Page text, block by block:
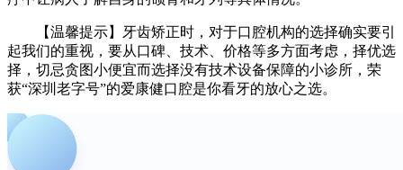
【温馨提示】牙齿矫正时，对于口腔机构的选择确实要引
起我们的重视，要从口碑、技术、价格等多方面考虑，择优选
择，切忌贪图小便宜而选择没有技术设备保障的小诊所，荣
获“深圳老字号”的爱康健口腔是你看牙的放心之选。